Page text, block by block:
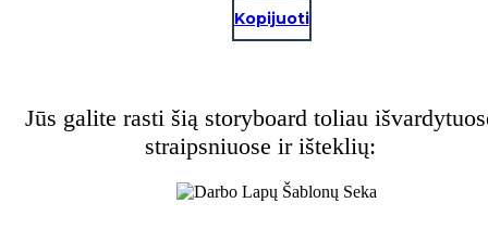
Kopijuoti
Jūs galite rasti šią storyboard toliau
straipsniuose ir išteklių: